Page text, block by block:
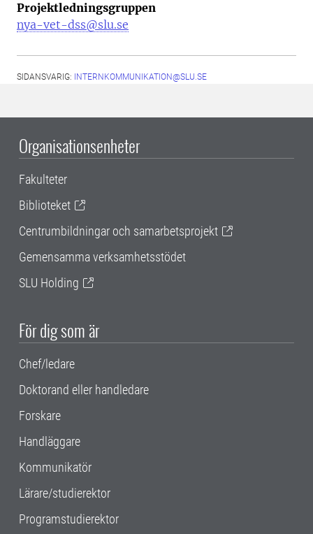
Projektledningsgruppen
nya-vet-dss@slu.se
SIDANSVARIG: INTERNKOMMUNIKATION@SLU.SE
Organisationsenheter
Fakulteter
Biblioteket
Centrumbildningar och samarbetsprojekt
Gemensamma verksamhetsstödet
SLU Holding
För dig som är
Chef/ledare
Doktorand eller handledare
Forskare
Handläggare
Kommunikatör
Lärare/studierektor
Programstudierektor